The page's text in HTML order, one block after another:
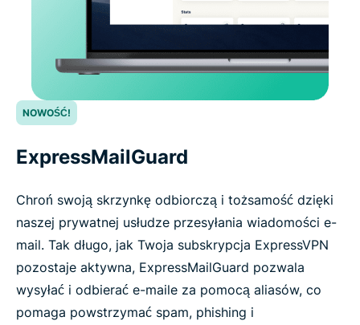
NOWOŚĆ!
ExpressMailGuard
Chroń swoją skrzynkę odbiorczą i tożsamość dzięki
naszej prywatnej usłudze przesyłania wiadomości e-
mail. Tak długo, jak Twoja subskrypcja ExpressVPN
pozostaje aktywna, ExpressMailGuard pozwala
wysyłać i odbierać e-maile za pomocą aliasów, co
pomaga powstrzymać spam, phishing i